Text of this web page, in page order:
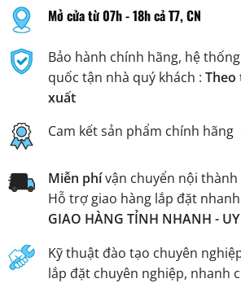
Mở cửa từ 07h - 18h cả T7, CN
Bảo hành chính hãng, hệ
quốc tận nhà quý khách : Theo
xuất
Cam kết sản phẩm chính hãng
Miễn phívận chuyển nội thành
Hỗ trợ giao hàng lắp đặt
GIAO HÀNG TỈNH NHANH -
Kỹ thuật đào tạo chuyên
lắp đặt chuyên nghiệp, nhanh